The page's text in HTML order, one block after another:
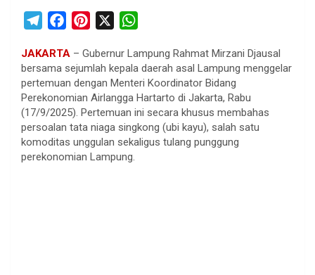
l
e
g
r
a
m
c
e
b
o
o
k
n
t
e
r
e
s
a
t
s
A
p
p
JAKARTA – Gubernur Lampung Rahmat Mirzani Djausal
bersama sejumlah kepala daerah asal Lampung menggelar
pertemuan dengan Menteri Koordinator Bidang
Perekonomian Airlangga Hartarto di Jakarta, Rabu
(17/9/2025). Pertemuan ini secara khusus membahas
persoalan tata niaga singkong (ubi kayu), salah satu
komoditas unggulan sekaligus tulang punggung
perekonomian Lampung.